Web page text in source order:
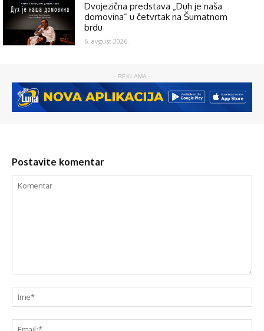
Dvojezična predstava „Duh je naša
domovina” u četvrtak na Šumatnom
brdu
6. avgust 2026.
- REKLAMA -
Postavite komentar